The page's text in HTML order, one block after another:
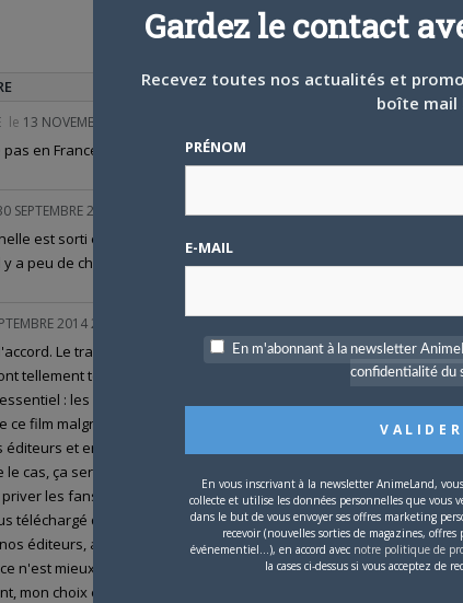
mieux le
le 13 NOVEMBRE 2014 16 H 05 MIN
en France ?!!
CONNECTEZ-
SEPTEMBRE 2014 12 H 48 MIN
est sorti en Blu ray au japon, étrangement les sites spécialisés
a peu de chance que ça sorte en France .
2014 20 H 29 MIN
Le traitement de Saint Seiya et de Dragon Ball est une honte
tellement tenaces entre les éditeurs (notamment sur Battle of
: les licences !
ce film malgré ses atouts discutables auraient clairement marché en
éditeurs et en premier lieu cet incapable d'AB, jamais nous n'aurons
le cas, ça serait dans quelques années, le film sera déjà téléchargé
priver les fans et d'indirectement inciter aux pirages. Car oui, soyons
téléchargé qu'acheté en boutiques d'imports tels que Amazon jp et
éditeurs, alors que Saint Seiya est une licence très forte chez
n'est mieux marché que le film Harlock.
mon choix est tout trouvé, cette édition Blu Ray avec ses sous
Gardez le contact
Recevez toutes nos actualités et
boîte mail
PRÉNOM
E-MAIL
En m'abonnant à la newsletter
confidentialité du
En vous inscrivant à la newsletter AnimeLand,
collecte et utilise les données personnelles que vous
dans le but de vous envoyer ses offres marketing
recevoir (nouvelles sorties de magazines,
événementiel...), en accord avec notre politique de
la cases ci-dessus si vous acceptez de